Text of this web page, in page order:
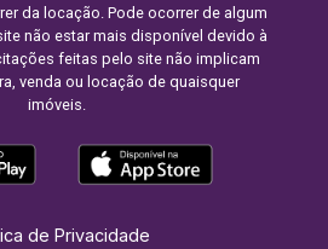
da locação. Pode ocorrer de algum
não estar mais disponível devido à
feitas pelo site não implicam
venda ou locação de quaisquer
imóveis.
de Privacidade